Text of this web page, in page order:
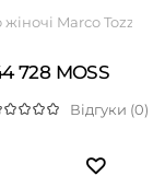
Marco Tozzi 2-
728 MOSS
Відгуки (0)